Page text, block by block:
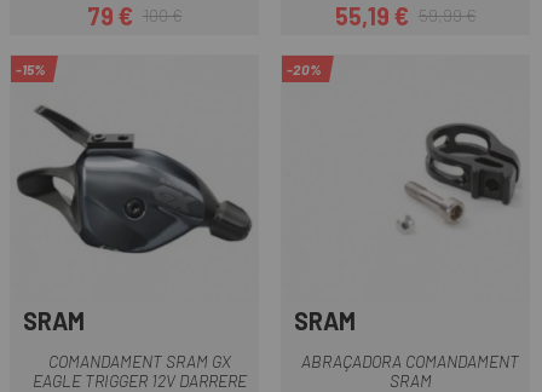
Preu
79 € Preu regular
100 €
Preu
55,19 €Preu regular
59,99 €
-15%
SRAM
COMANDAMENT SRAM GX
EAGLE TRIGGER 12V DARRERE
-20%
SRAM
ABRAÇADORA COMANDAMENT
SRAM